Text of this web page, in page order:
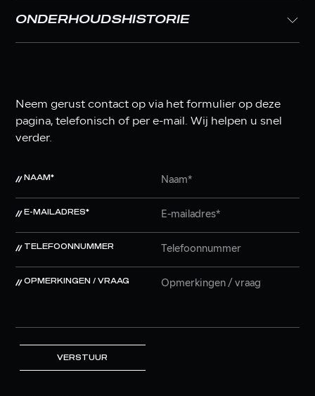
ONDERHOUDSHISTORIE
Neem gerust contact op via het formulier op deze
pagina, telefonisch of per e-mail. Wij helpen u snel
verder.
NAAM*
E-MAILADRES*
TELEFOONNUMMER
OPMERKINGEN / VRAAG
VERSTUUR